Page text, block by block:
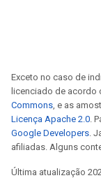
Exceto no caso de
licenciado de acordo
Commons, e as
Licença Apache 2.0.
Google Developers.
afiliadas. Alguns
Última atualização